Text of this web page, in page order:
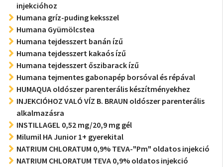
injekcióhoz
Humana gríz-puding keksszel
Humana Gyümölcstea
Humana tejdesszert banán ízű
Humana tejdesszert kakaós ízű
Humana tejdesszert őszibarack ízű
Humana tejmentes gabonapép borsóval és répával
HUMAQUA oldószer parenterális készítményekhez
INJEKCIÓHOZ VALÓ VÍZ B. BRAUN oldószer parenterális
alkalmazásra
INSTILLAGEL 0,52 mg/20,9 mg gél
Milumil HA Junior 1+ gyerekital
NATRIUM CHLORATUM 0,9% TEVA-"Pm" oldatos injekció
NATRIUM CHLORATUM TEVA 0,9% oldatos injekció